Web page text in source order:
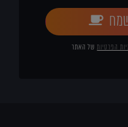
הפרטיותשל האתר